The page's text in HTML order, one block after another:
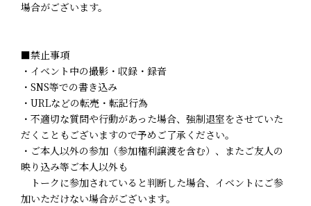
場合がございます。
■禁止事項
・イベント中の撮影・収録・録音
・SNS等での書き込み
・URLなどの転売・転記行為
・不適切な質問や行動があった場合、強制退室をさせていた
だくこともございますので予めご了承ください。
・ご本人以外の参加（参加権利譲渡を含む）、またご友人の
映り込み等ご本人以外も
トークに参加されていると判断した場合、イベントにご参
加いただけない場合がございます。